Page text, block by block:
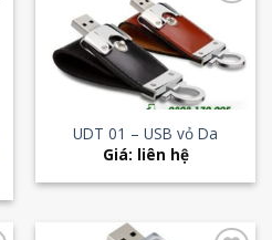
Wishlist
UDT 01 – USB vỏ Da
Giá: liên hệ